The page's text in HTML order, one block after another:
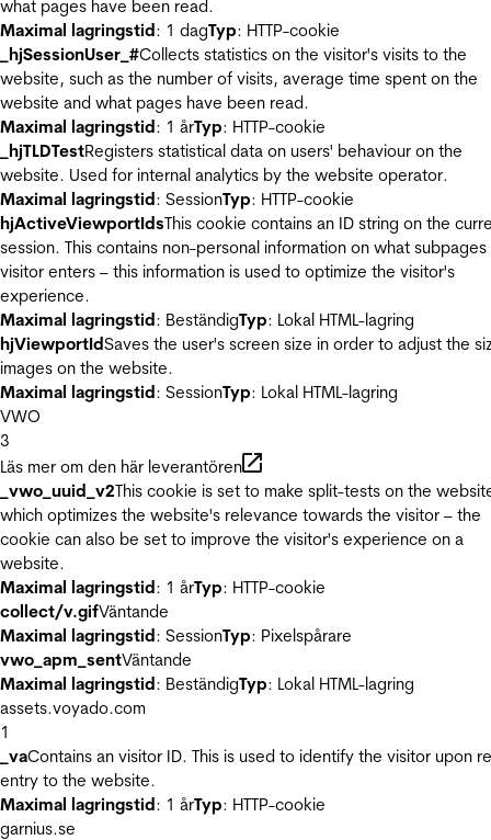
what pages have been read.
Maximal lagringstid: 1 dagTyp: HTTP-cookie
_hjSessionUser_#Collects statistics on the visitor's visits to the
website, such as the number of visits, average time spent on the
website and what pages have been read.
Maximal lagringstid: 1 årTyp: HTTP-cookie
_hjTLDTestRegisters statistical data on users' behaviour on the
website. Used for internal analytics by the website operator.
Maximal lagringstid: SessionTyp: HTTP-cookie
hjActiveViewportIdsThis cookie contains an ID string on the
session. This contains non-personal information on what
visitor enters – this information is used to optimize the visitor's
experience.
Maximal lagringstid: BeständigTyp: Lokal HTML-lagring
hjViewportIdSaves the user's screen size in order to adjust the
images on the website.
Maximal lagringstid: SessionTyp: Lokal HTML-lagring
VWO
3
Läs mer om den här leverantören
_vwo_uuid_v2This cookie is set to make split-tests on the
which optimizes the website's relevance towards the visitor – the
cookie can also be set to improve the visitor's experience on a
website.
Maximal lagringstid: 1 årTyp: HTTP-cookie
collect/v.gifVäntande
Maximal lagringstid: SessionTyp: Pixelspårare
vwo_apm_sentVäntande
Maximal lagringstid: BeständigTyp: Lokal HTML-lagring
assets.voyado.com
1
_vaContains an visitor ID. This is used to identify the visitor upon
entry to the website.
Maximal lagringstid: 1 årTyp: HTTP-cookie
garnius.se